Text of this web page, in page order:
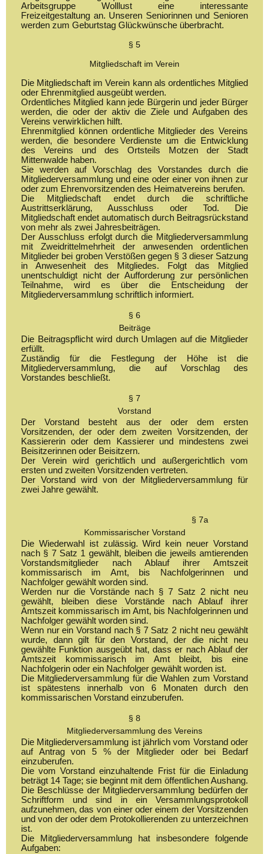
Arbeitsgruppe Wolllust eine interessante
Freizeitgestaltung an. Unseren Seniorinnen und Senioren
werden zum Geburtstag Glückwünsche überbracht.
§ 5
Mitgliedschaft im Verein
Die Mitgliedschaft im Verein kann als ordentliches Mitglied
oder Ehrenmitglied ausgeübt werden.
Ordentliches Mitglied kann jede Bürgerin und jeder Bürger
werden, die oder der aktiv die Ziele und Aufgaben des
Vereins verwirklichen hilft.
Ehrenmitglied können ordentliche Mitglieder des Vereins
werden, die besondere Verdienste um die Entwicklung
des Vereins und des Ortsteils Motzen der Stadt
Mittenwalde haben.
Sie werden auf Vorschlag des Vorstandes durch die
Mitgliederversammlung und eine oder einer von ihnen zur
oder zum Ehrenvorsitzenden des Heimatvereins berufen.
Die Mitgliedschaft endet durch die schriftliche
Austrittserklärung, Ausschluss oder Tod. Die
Mitgliedschaft endet automatisch durch Beitragsrückstand
von mehr als zwei Jahresbeiträgen.
Der Ausschluss erfolgt durch die Mitgliederversammlung
mit Zweidrittelmehrheit der anwesenden ordentlichen
Mitglieder bei groben Verstößen gegen § 3 dieser Satzung
in Anwesenheit des Mitgliedes. Folgt das Mitglied
unentschuldigt nicht der Aufforderung zur persönlichen
Teilnahme, wird es über die Entscheidung der
Mitgliederversammlung schriftlich informiert.
§ 6
Beiträge
Die Beitragspflicht wird durch Umlagen auf die Mitglieder
erfüllt.
Zuständig für die Festlegung der Höhe ist die
Mitgliederversammlung, die auf Vorschlag des
Vorstandes beschließt.
§ 7
Vorstand
Der Vorstand besteht aus der oder dem ersten
Vorsitzenden, der oder dem zweiten Vorsitzenden, der
Kassiererin oder dem Kassierer und mindestens zwei
Beisitzerinnen oder Beisitzern.
Der Verein wird gerichtlich und außergerichtlich vom
ersten und zweiten Vorsitzenden vertreten.
Der Vorstand wird von der Mitgliederversammlung für
zwei Jahre gewählt.
§ 7a
Kommissarischer Vorstand
Die Wiederwahl ist zulässig. Wird kein neuer Vorstand
nach § 7 Satz 1 gewählt, bleiben die jeweils amtierenden
Vorstandsmitglieder nach Ablauf ihrer Amtszeit
kommissarisch im Amt, bis Nachfolgerinnen und
Nachfolger gewählt worden sind.
Werden nur die Vorstände nach § 7 Satz 2 nicht neu
gewählt, bleiben diese Vorstände nach Ablauf ihrer
Amtszeit kommissarisch im Amt, bis Nachfolgerinnen und
Nachfolger gewählt worden sind.
Wenn nur ein Vorstand nach § 7 Satz 2 nicht neu gewählt
wurde, dann gilt für den Vorstand, der die nicht neu
gewählte Funktion ausgeübt hat, dass er nach Ablauf der
Amtszeit kommissarisch im Amt bleibt, bis eine
Nachfolgerin oder ein Nachfolger gewählt worden ist.
Die Mitgliederversammlung für die Wahlen zum Vorstand
ist spätestens innerhalb von 6 Monaten durch den
kommissarischen Vorstand einzuberufen.
§ 8
Mitgliederversammlung des Vereins
Die Mitgliederversammlung ist jährlich vom Vorstand oder
auf Antrag von 5 % der Mitglieder oder bei Bedarf
einzuberufen.
Die vom Vorstand einzuhaltende Frist für die Einladung
beträgt 14 Tage; sie beginnt mit dem öffentlichen Aushang.
Die Beschlüsse der Mitgliederversammlung bedürfen der
Schriftform und sind in ein Versammlungsprotokoll
aufzunehmen, das von einer oder einem der Vorsitzenden
und von der oder dem Protokollierenden zu unterzeichnen
ist.
Die Mitgliederversammlung hat insbesondere folgende
Aufgaben: